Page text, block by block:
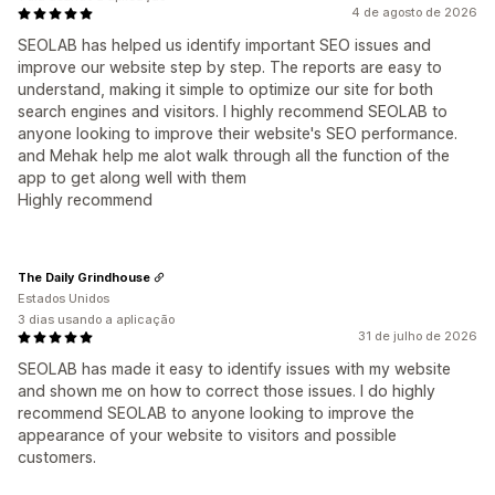
4 de agosto de 2026
SEOLAB has helped us identify important SEO issues and
improve our website step by step. The reports are easy to
understand, making it simple to optimize our site for both
search engines and visitors. I highly recommend SEOLAB to
anyone looking to improve their website's SEO performance.
and Mehak help me alot walk through all the function of the
app to get along well with them
Highly recommend
31 de julho de 2026
SEOLAB has made it easy to identify issues with my website
and shown me on how to correct those issues. I do highly
recommend SEOLAB to anyone looking to improve the
appearance of your website to visitors and possible
customers.
The Daily Grindhouse
Estados Unidos
3 dias usando a aplicação